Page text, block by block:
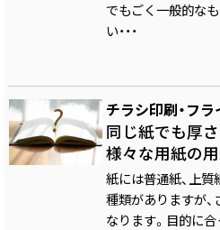
でもごく一般的な
い・・・
チラシ印刷・フ
同じ紙でも厚さ
様々な用紙の用
紙には普通紙、上質
種類がありますが
なります。目的に